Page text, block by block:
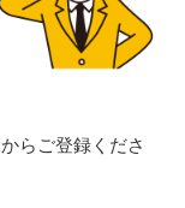
らご登録くださ